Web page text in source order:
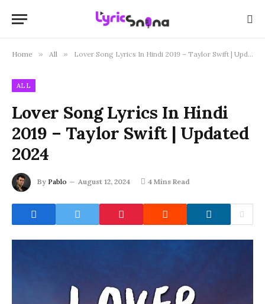
Home » All » Lover Song Lyrics In Hindi 2019 – Taylor Swift | Updated 2024
ALL
Lover Song Lyrics In Hindi
2019 – Taylor Swift | Updated
2024
By Pablo August 12, 2024 4 Mins Read